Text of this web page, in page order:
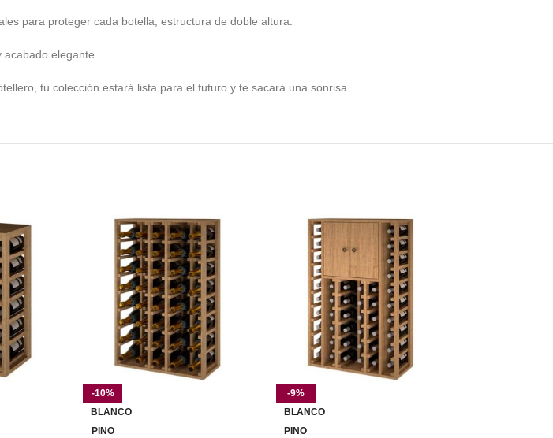
para proteger cada botella, estructura de doble altura.
elegante.
tu colección estará lista para el futuro y te sacará una sonrisa.
-10%
BLANCO
PINO
-9%
BLANCO
PINO